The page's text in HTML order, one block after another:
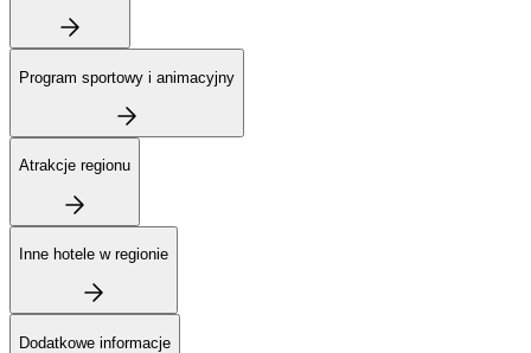
Program sportowy i animacyjny
Atrakcje regionu
Inne hotele w regionie
Dodatkowe informacje